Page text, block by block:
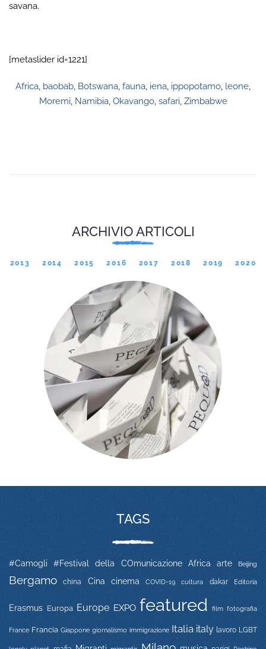
savana.
[metaslider id=1221]
Africa, baobab, Botswana, fauna, iena, ippopotamo, leone,
Moremi, Namibia, Okavango, safari, Zimbabwe
ARCHIVIO ARTICOLI
2013 2014 2015 2016 2017 2018 2019 2020
TAGS
#Camogli #Festival della COmunicazione Africa arte Beijing
Bergamo china Cina cinema COVID-19 cultura dakar Editoria
Erasmus Europa Europe EXPO featured film fotografia
France Francia Giappone giornalismo immigrazione Italia italy lavoro LGBT